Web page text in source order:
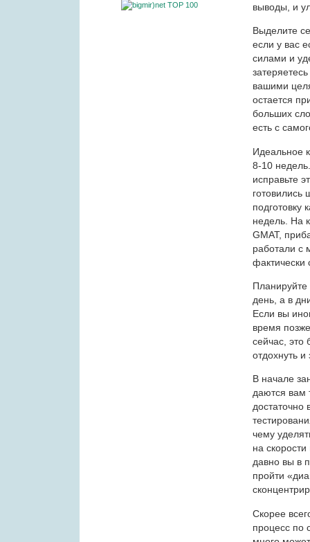
выводы, и
Выделите
если у вас
силами и
вашими
остается
больших
есть с
Идеальное
8-10
исправьте
готовились
недель. На
GMAT,
работали с
фактически
Планируйте
день, а в
Если вы
время
сейчас, это
отдохнуть
В начале
даются вам
чему
на
давно вы в
пройти
Скорее
процесс по